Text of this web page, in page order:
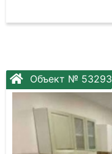
Объект № 53293